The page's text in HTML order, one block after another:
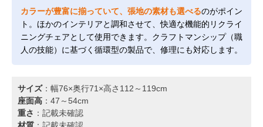
カラーが豊富に揃っていて、張地の素材も選べるのがポイン
ト。ほかのインテリアと調和させて、快適な機能的リクライ
ニングチェアとして使用できます。クラフトマンシップ（職
人の技能）に基づく循環型の製品で、修理にも対応します。
サイズ：幅76×奥行71×高さ112～119cm
座面高 ：47～54cm
重さ ：記載未確認
材質 ：記載未確認